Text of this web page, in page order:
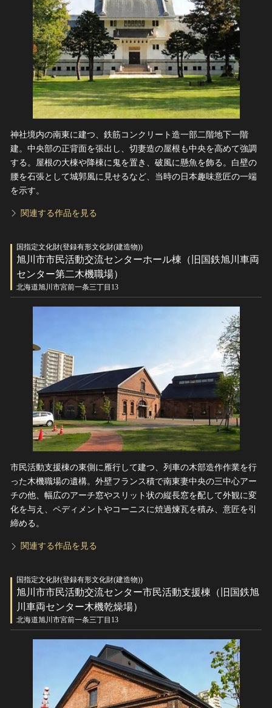
文化遺産データベース
国指定文化財等データベース
神社境内の南東に建つ、鉄筋コンクリート造一部二階地下一階
建。中央部の正背面を張出し、切妻造の屋根も中央を高めて強調
する。屋根の大棟や降棟に鬼を置き、破風に懸魚を飾る。白壁の
腰を石張として城郭風に見せるなど、当時の日本趣味意匠の一端
を示す。
関連する作品を見る
国指定文化財(登録有形文化財(建造物))
旭川市市民活動交流センターホール棟（旧国鉄旭川車両
センター第二木機職場）
北海道旭川市宮前一条三丁目13
市民活動支援棟の東側に雁行して建つ、列車の木部造作作業を行
った木機職場の遺構。外壁フランス積で南東妻中央の三中心アー
チの他、幅広のアーチ窓やスリット状の縦長窓を配して外観に変
化を与え、ペディメントやコーニスに焼過煉瓦を積み、意匠を引
締める。
関連する作品を見る
国指定文化財(登録有形文化財(建造物))
旭川市市民活動交流センター市民活動支援棟（旧国鉄旭
川車両センター木機乾燥場）
北海道旭川市宮前一条三丁目13